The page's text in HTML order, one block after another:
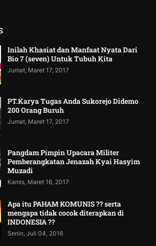
Inilah Khasiat dan Manfaat Nyata Dari
Bio 7 (seven) Untuk Tubuh Kita
Jumat, Maret 17, 2017
PT.Karya Tugas Anda Sukorejo Didemo
200 Orang Buruh
Jumat, Maret 17, 2017
Pangdam Pimpin Upacara Militer
Pemberangkatan Jenazah Kyai Hasyim
Muzadi
Kamis, Maret 16, 2017
Apa itu PAHAM KOMUNIS ?? serta
mengapa tidak cocok diterapkan di
INDONESIA ??
Senin, Juli 04, 2016